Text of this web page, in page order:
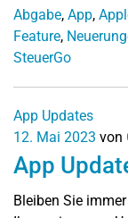
Abgabe, App,
Feature,
SteuerGo
App Updates
12. Mai 2023 von
App
Bleiben Sie